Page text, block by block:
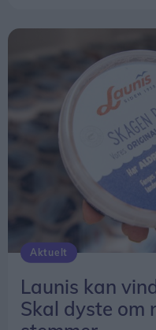
Aktuelt
Launis kan
Skal dyste om